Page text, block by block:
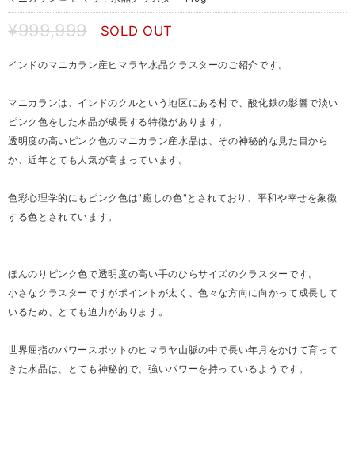
¥999,999 SOLD OUT
インドのマニカラン産ヒマラヤ水晶クラスターのご紹介です。
マニカランは、インドのクルという地区にある村で、酸化鉄の影響で淡い
ピンク色をした水晶が成長する特徴があります。
透明度の高いピンク色のマニカラン産水晶は、その神秘的な見た目から
か、近年とても人気が高まっています。
色彩心理学的にもピンク色は"癒しの色"とされており、平和や幸せを象徴
する色とされています。
ほんのりピンク色で透明度の高い手のひらサイズのクラスターです。
小さなクラスターですがポイントが太く、色々な方向に向かって成長して
いるため、とても迫力があります。
世界屈指のパワースポットのヒマラヤ山脈の中で長い年月をかけて育って
きた水晶は、とても神秘的で、強いパワーを持っているようです。